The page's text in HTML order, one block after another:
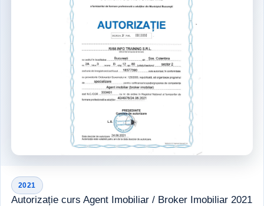
2021
Autorizație curs Agent Imobiliar / Broker Imobiliar 2021